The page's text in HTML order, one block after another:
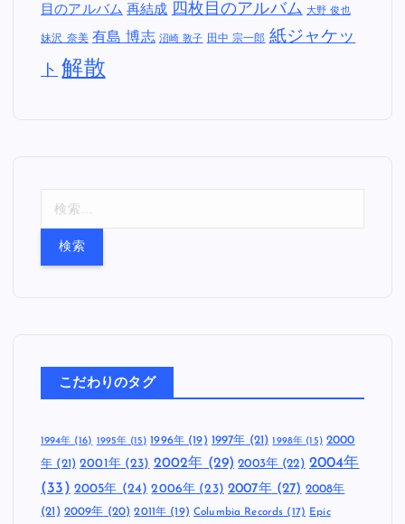
目のアルバム 再結成 四枚目のアルバム 大野 俊也
妹沢 奈美 有島 博志 沼崎 敦子 田中 宗一郎 紙ジャケッ
ト 解散
こだわりのタグ
1994年(16) 1995年 (15) 1996年(19) 1997年 (21) 1998年 (15) 2000
年 (21) 2001年(23) 2002年 (29) 2003年 (22) 2004年
(33) 2005年 (24) 2006年 (23) 2007年(27) 2008年
(21) 2009年 (20) 2011年 (19) Columbia Records (17) Epic